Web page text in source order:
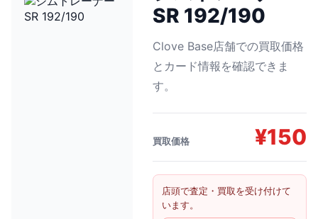
SR 192/190
Clove Base店舗での買取価格
とカード情報を確認できま
す。
買取価格 ¥150
店頭で査定・買取を受け付けて
います。